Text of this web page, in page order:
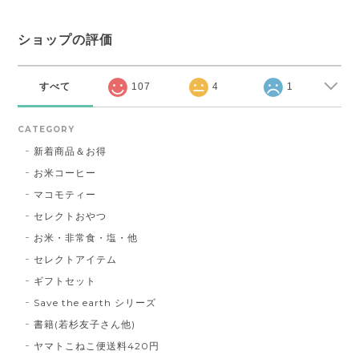
ショップの評価
すべて 107 4 1
CATEGORY
新着商品＆お得
お米コーヒー
マコモティー
セレクトおやつ
お米・非常食・塩・他
セレクトアイテム
ギフトセット
Save the earth シリーズ
書籍(若杉友子さん他)
ヤマトこねこ便送料420円